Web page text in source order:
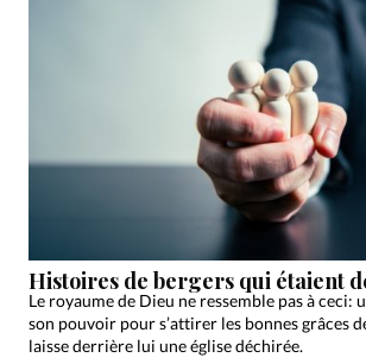
Histoires de bergers qui étaient
Le royaume de Dieu ne ressemble pas à ceci:
son pouvoir pour s’attirer les bonnes grâces
laisse derrière lui une église déchirée.